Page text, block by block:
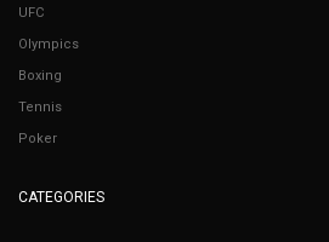
UFC
Olympics
Boxing
Tennis
Poker
CATEGORIES